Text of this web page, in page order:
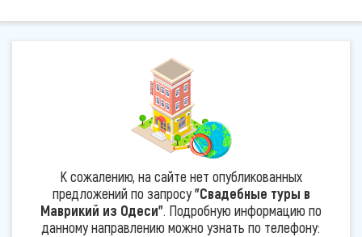
К сожалению, на сайте нет опубликованных
предложений по запросу"Свадебные туры в
Маврикий из Одеси". Подробную информацию по
данному направлению можно узнать по телефону: